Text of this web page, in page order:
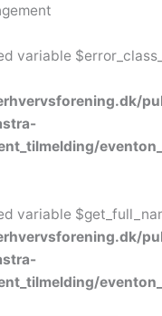
variable
variable